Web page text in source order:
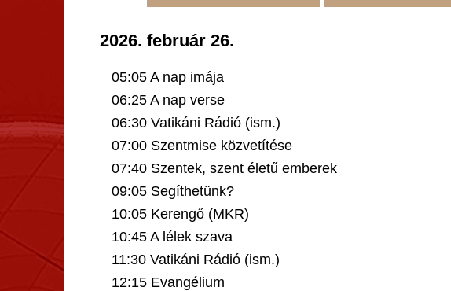
2026. február 26.
05:05 A nap imája
06:25 A nap verse
06:30 Vatikáni Rádió (ism.)
07:00 Szentmise közvetítése
07:40 Szentek, szent életű emberek
09:05 Segíthetünk?
10:05 Kerengő (MKR)
10:45 A lélek szava
11:30 Vatikáni Rádió (ism.)
12:15 Evangélium